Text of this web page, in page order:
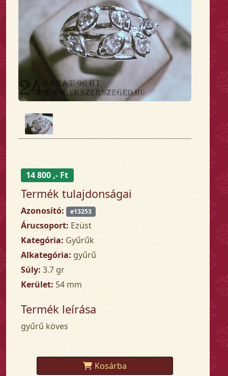
14 800 ,- Ft
Termék tulajdonságai
Azonosító: e13253
Árucsoport: Ezüst
Kategória: Gyűrűk
Alkategória: gyűrű
Súly: 3.7 gr
Kerület: 54 mm
Termék leírása
gyűrű köves
Kosárba